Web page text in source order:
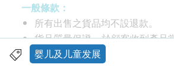
服用方法
口服。 1个月内新生儿，每次半樽
以上至2岁以内，每次1樽，每日1
岁，每次1~2樽，每日2次，或遵医嘱
一般條款：
所有出售之貨品均不設退款。
貨品質量保證，於顧客收到產品
應最少有12個月或以上。
婴儿及儿童发展